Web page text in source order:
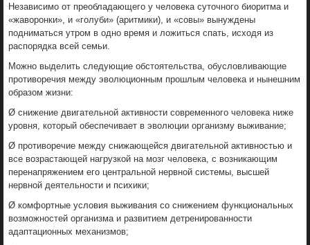
Независимо от преобладающего у человека суточного биоритма и
«жаворонки», и «голуби» (аритмики), и «совы» вынуждены
подниматься утром в одно время и ложиться спать, исходя из
распорядка всей семьи.
Можно выделить следующие обстоятельства, обусловливающие
противоречия между эволюционным прошлым человека и нынешним
образом жизни:
Ø снижение двигательной активности современного человека ниже
уровня, который обеспечивает в эволюции организму выживание;
Ø противоречие между снижающейся двигательной активностью и
все возрастающей нагрузкой на мозг человека, с возникающим
перенапряжением его центральной нервной системы, высшей
нервной деятельности и психики;
Ø комфортные условия выживания со снижением функциональных
возможностей организма и развитием детренированности
адаптационных механизмов;